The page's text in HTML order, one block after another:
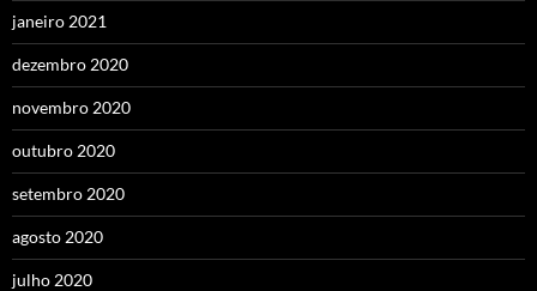
janeiro 2021
dezembro 2020
novembro 2020
outubro 2020
setembro 2020
agosto 2020
julho 2020